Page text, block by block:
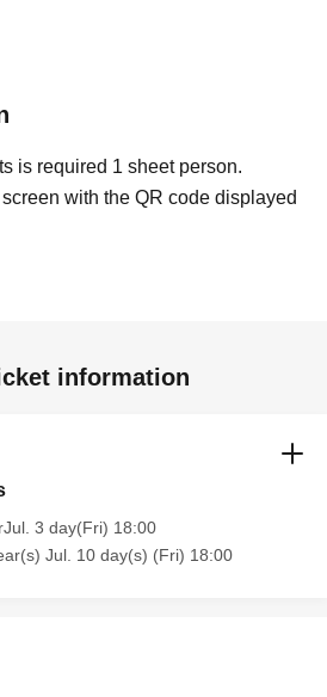
is required 1 sheet person.
with the QR code displayed
information
3 day(Fri) 18:00
Jul. 10 day(s) (Fri) 18:00